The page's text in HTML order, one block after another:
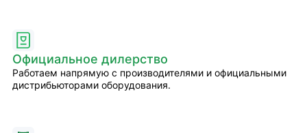
Официальное дилерство
Работаем напрямую с производителями и официальными
дистрибьюторами оборудования.